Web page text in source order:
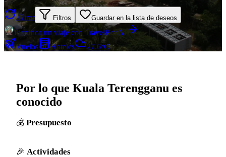
Girar Filtros Guardar en la lista de deseos
Planifica un viaje con TravelBot AI
Vuelos
Hoteles 27.6°C
Por lo que Kuala Terengganu es
conocido
Presupuesto
Actividades